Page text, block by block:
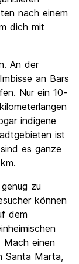
nach einem
dich mit
An der
an Bars
Nur ein 10-
indigene
ist
es ganze
zu
können
dem
Mach einen
Santa Marta,